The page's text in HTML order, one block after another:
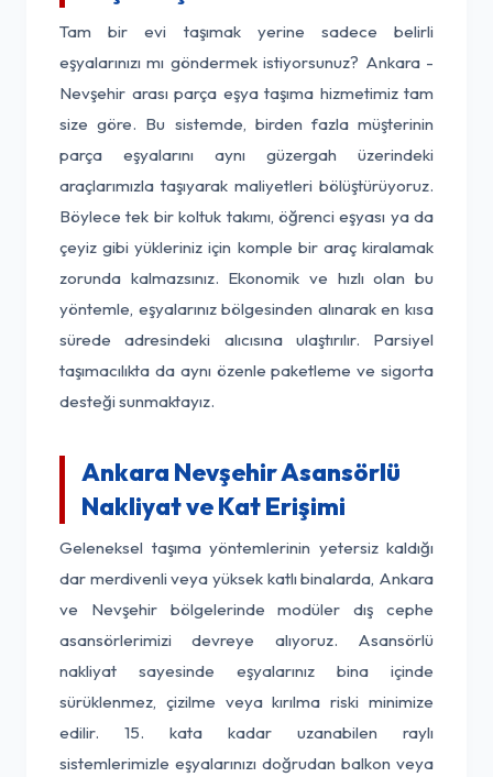
Tam bir evi taşımak yerine sadece belirli
eşyalarınızı mı göndermek istiyorsunuz? Ankara -
Nevşehir arası parça eşya taşıma hizmetimiz tam
size göre. Bu sistemde, birden fazla müşterinin
parça eşyalarını aynı güzergah üzerindeki
araçlarımızla taşıyarak maliyetleri bölüştürüyoruz.
Böylece tek bir koltuk takımı, öğrenci eşyası ya da
çeyiz gibi yükleriniz için komple bir araç kiralamak
zorunda kalmazsınız. Ekonomik ve hızlı olan bu
yöntemle, eşyalarınız bölgesinden alınarak en kısa
sürede adresindeki alıcısına ulaştırılır. Parsiyel
taşımacılıkta da aynı özenle paketleme ve sigorta
desteği sunmaktayız.
Ankara Nevşehir Asansörlü
Nakliyat ve Kat Erişimi
Geleneksel taşıma yöntemlerinin yetersiz kaldığı
dar merdivenli veya yüksek katlı binalarda, Ankara
ve Nevşehir bölgelerinde modüler dış cephe
asansörlerimizi devreye alıyoruz. Asansörlü
nakliyat sayesinde eşyalarınız bina içinde
sürüklenmez, çizilme veya kırılma riski minimize
edilir. 15. kata kadar uzanabilen raylı
sistemlerimizle eşyalarınızı doğrudan balkon veya